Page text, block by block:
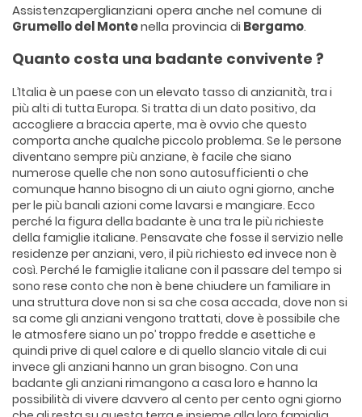
Assistenzaperglianziani opera anche nel comune di
Grumello del Montenella provincia di Bergamo.
Quanto costa una badante convivente ?
L’Italia è un paese con un elevato tasso di anzianità, tra i
più alti di tutta Europa. Si tratta di un dato positivo, da
accogliere a braccia aperte, ma è ovvio che questo
comporta anche qualche piccolo problema. Se le persone
diventano sempre più anziane, è facile che siano
numerose quelle che non sono autosufficienti o che
comunque hanno bisogno di un aiuto ogni giorno, anche
per le più banali azioni come lavarsi e mangiare. Ecco
perché la figura della badante è una tra le più richieste
della famiglie italiane. Pensavate che fosse il servizio nelle
residenze per anziani, vero, il più richiesto ed invece non è
così. Perché le famiglie italiane con il passare del tempo si
sono rese conto che non è bene chiudere un familiare in
una struttura dove non si sa che cosa accada, dove non si
sa come gli anziani vengono trattati, dove è possibile che
le atmosfere siano un po’ troppo fredde e asettiche e
quindi prive di quel calore e di quello slancio vitale di cui
invece gli anziani hanno un gran bisogno. Con una
badante gli anziani rimangono a casa loro e hanno la
possibilità di vivere davvero al cento per cento ogni giorno